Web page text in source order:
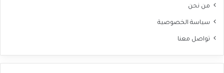
من نحن
سياسة الخصوصية
تواصل معنا